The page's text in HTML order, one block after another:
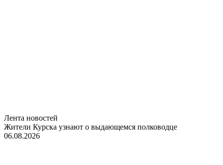
Лента новостей
Жители Курска узнают о выдающемся полководце
06.08.2026